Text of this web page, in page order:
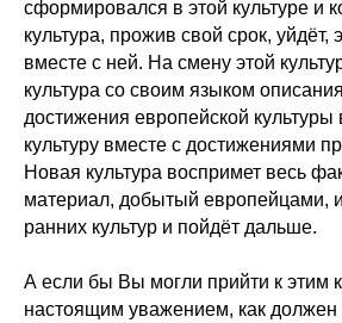
сформировался в этой культуре и
культура, прожив свой срок, уйдёт,
вместе с ней. На смену этой
культура со своим языком
достижения европейской
культуру вместе с достижениями
Новая культура воспримет весь
материал, добытый европейцами,
ранних культур и пойдёт дальше.
А если бы Вы могли прийти к этим
настоящим уважением, как должен